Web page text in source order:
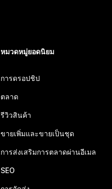
หมวดหมู่ยอดนิยม
การดรอปชิป
ตลาด
รีวิวสินค้า
ขายเพิ่มและขายเป็นชุด
การส่งเสริมการตลาดผ่านอีเมล
SEO